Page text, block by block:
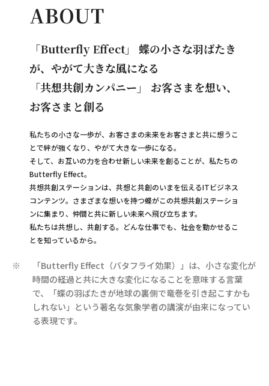
ABOUT
「Butterfly Effect」 蝶の小さな羽ばたき
が、やがて大きな風になる
「共想共創カンパニー」 お客さまを想い、
お客さまと創る
私たちの小さな一歩が、お客さまの未来をお客さまと共に想うこ
とで絆が強くなり、やがて大きな一歩になる。
そして、お互いの力を合わせ新しい未来を創ることが、私たちの
Butterfly Effect。
共想共創ステーションは、共想と共創のいまを伝えるITビジネス
コンテンツ。さまざまな想いを持つ蝶がこの共想共創ステーショ
ンに集まり、仲間と共に新しい未来へ飛び立ちます。
私たちは共想し、共創する。どんな仕事でも、社会を動かせるこ
とを知っているから。
※
「Butterfly Effect（バタフライ効果）」は、小さな変化が
時間の経過と共に大きな変化になることを意味する言葉
で、「蝶の羽ばたきが地球の裏側で竜巻を引き起こすかも
しれない」という著名な気象学者の講演が由来になってい
る表現です。